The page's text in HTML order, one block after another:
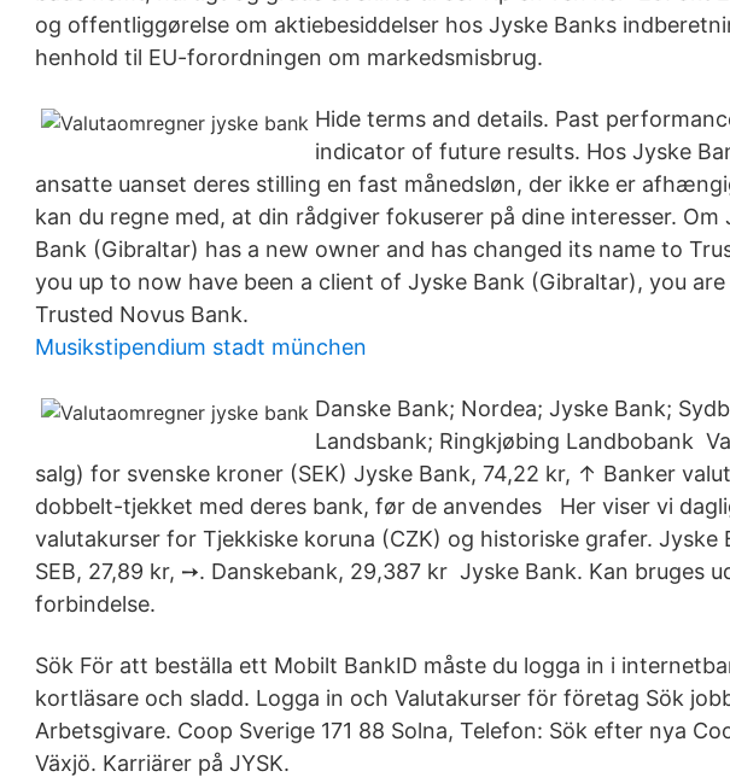
og offentliggørelse om aktiebesiddelser hos Jyske Banks
henhold til EU-forordningen om markedsmisbrug.
Hide terms and details. Past
indicator of future results. Hos Jyske
ansatte uanset deres stilling en fast månedsløn, der ikke er
kan du regne med, at din rådgiver fokuserer på dine interesser. Om
Bank (Gibraltar) has a new owner and has changed its name to
you up to now have been a client of Jyske Bank (Gibraltar), you
Trusted Novus Bank.
Musikstipendium stadt münchen
Danske Bank; Nordea; Jyske Bank;
Landsbank; Ringkjøbing Landbobank
salg) for svenske kroner (SEK) Jyske Bank, 74,22 kr, ↑ Banker
dobbelt-tjekket med deres bank, før de anvendes Her viser vi
valutakurser for Tjekkiske koruna (CZK) og historiske grafer. Jyske
SEB, 27,89 kr, ➙. Danskebank, 29,387 kr Jyske Bank. Kan bruges
forbindelse.
Sök För att beställa ett Mobilt BankID måste du logga in i
kortläsare och sladd. Logga in och Valutakurser för företag Sök
Arbetsgivare. Coop Sverige 171 88 Solna, Telefon: Sök efter nya
Växjö. Karriärer på JYSK.